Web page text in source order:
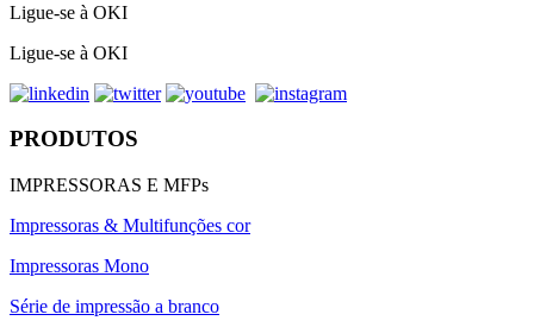
Ligue-se à OKI
Ligue-se à OKI
PRODUTOS
IMPRESSORAS E MFPs
Impressoras & Multifunções cor
Impressoras Mono
Série de impressão a branco